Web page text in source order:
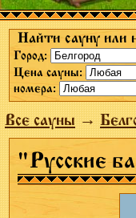
Найти сауну или
Город:
Цена сауны:
номера:
Все сауны→
"Русские